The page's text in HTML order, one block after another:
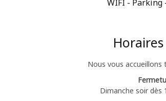
WIFI - Parking
Nous vous
Dimanche soir dès